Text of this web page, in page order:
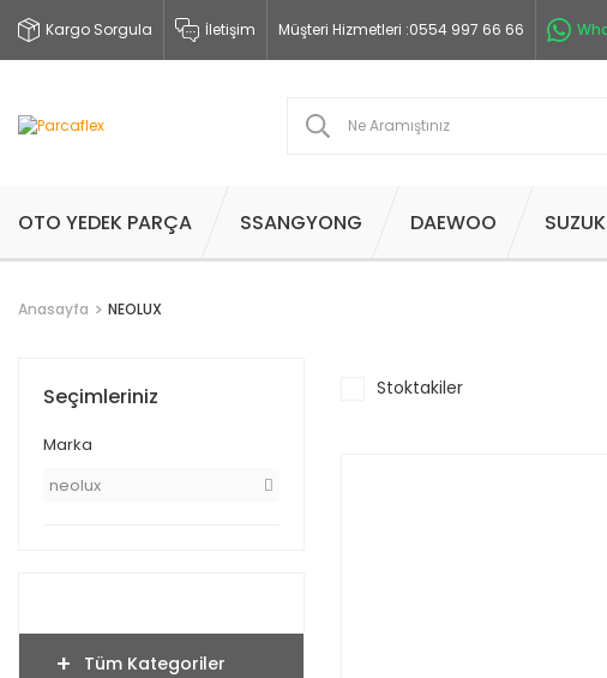
Kargo Sorgula İletişim Müşteri Hizmetleri :0554 997 66 66
OTO YEDEK PARÇA SSANGYONG DAEWOO
Anasayfa NEOLUX
Seçimleriniz
Marka
neolux
Tüm Kategoriler
Stoktakiler